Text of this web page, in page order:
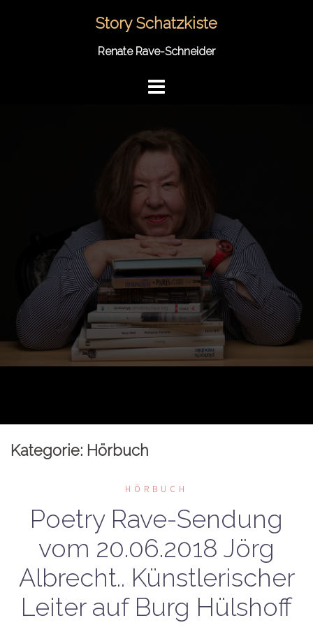
Story Schatzkiste
Renate Rave-Schneider
Kategorie: Hörbuch
HÖRBUCH
Poetry Rave-Sendung
vom 20.06.2018 Jörg
Albrecht.. Künstlerischer
Leiter auf Burg Hülshoff